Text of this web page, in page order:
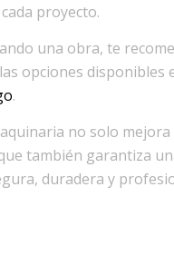
proyecto.
una obra, te
opciones disponibles
.
no solo mejora
también garantiza
duradera y